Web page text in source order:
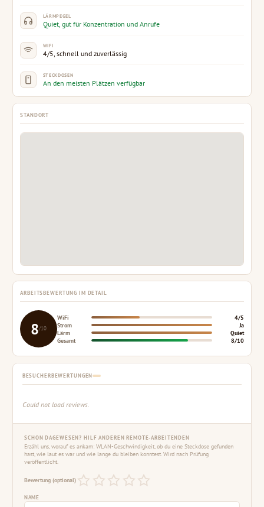
LÄRMPEGEL
Quiet, gut für Konzentration und Anrufe
WIFI
4/5, schnell und zuverlässig
STECKDOSEN
An den meisten Plätzen verfügbar
STANDORT
ARBEITSBEWERTUNG IM DETAIL
8/10
WiFi
4/5
Strom
Ja
Lärm
Quiet
Gesamt
8/10
BESUCHERBEWERTUNGEN
Could not load reviews.
SCHON DAGEWESEN? HILF ANDEREN REMOTE-ARBEITENDEN
Erzähl uns, worauf es ankam: WLAN-Geschwindigkeit, ob du eine Steckdose gefunden
hast, wie laut es war und wie lange du bleiben konntest. Wird nach Prüfung
veröffentlicht.
Bewertung (optional)
NAME